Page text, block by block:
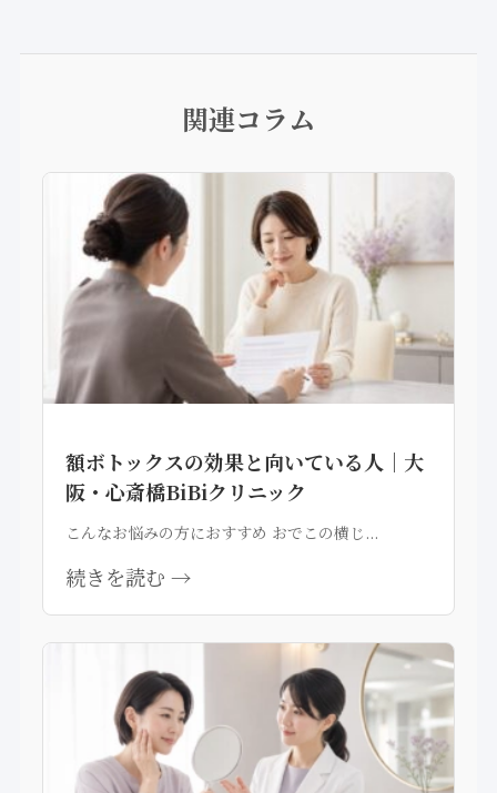
関連コラム
額ボトックスの効果と向いている人｜大
阪・心斎橋BiBiクリニック
こんなお悩みの方におすすめ おでこの横じ...
続きを読む →